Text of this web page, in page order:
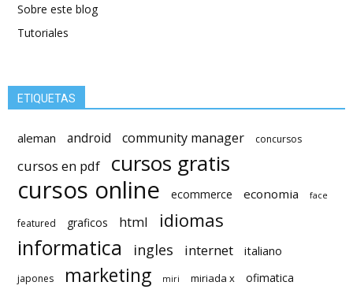
Sobre este blog
Tutoriales
ETIQUETAS
aleman android community manager concursos
cursos en pdf cursos gratis
cursos online ecommerce economia face
featured graficos html idiomas
informatica ingles internet italiano
japones marketing miri miriada x ofimatica